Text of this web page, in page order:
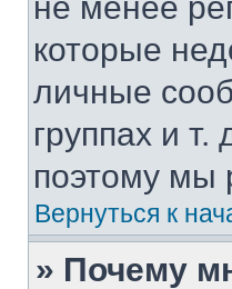
которые
личные
группах и т.
поэтому мы
Вернуться к
» Почему